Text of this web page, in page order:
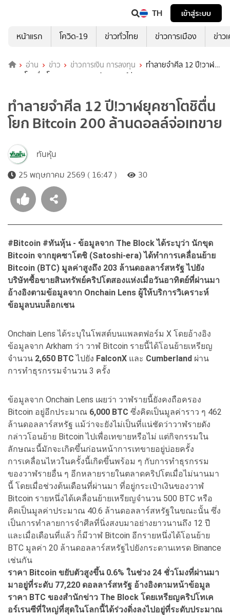
TH
เข้าสู่ระบบ
หน้าแรก
โควิด-19 ข่าวทั่วไทย ข่าวการเมือง ข่าว
อ่าน ข่าว ข่าวการเงิน การลงทุน
ทำลายจำศีล 12 ปี!วาฬ
ยุคซาโตชิตื่น โยก Bitcoin 200 ล้านดอลล์จ่อเทขาย
ทำลายจำศีล 12 ปี!วาฬยุคซาโตชิตื่น
โยก Bitcoin 200 ล้านดอลล์จ่อเทขาย
ทันหุ้น
25 พฤษภาคม 2569 ( 16:47 )
30
#Bitcoin #ทันหุ้น - ข้อมูลจาก The Blockได้ระบุว่า นักขุด
Bitcoin จากยุคซาโตชิ (Satoshi-era)ได้ทำการเคลื่อนย้าย
Bitcoin (BTC) มูลค่าสูงถึง 203 ล้านดอลลาร์สหรัฐ ไปยัง
บริษัทซื้อขายสินทรัพย์คริปโตสองแห่งเมื่อวันอาทิตย์ที่ผ่านมา
อ้างอิงตามข้อมูลจาก Onchain Lens ผู้ให้บริการวิเคราะห์
ข้อมูลบนบล็อกเชน
Onchain Lens ได้ระบุในโพสต์บนแพลตฟอร์ม X โดยอ้างอิง
ข้อมูลจาก Arkham ว่า วาฬ Bitcoin รายนี้ได้โอนย้ายเหรียญ
จำนวน 2,650 BTC ไปยัง FalconX และ Cumberland ผ่าน
การทำธุรกรรมจำนวน 3 ครั้ง
ข้อมูลจาก Onchain Lens เผยว่า วาฬรายนี้ยังคงถือครอง
Bitcoin อยู่อีกประมาณ 6,000 BTC ซึ่งคิดเป็นมูลค่าราว ๆ 462
ล้านดอลลาร์สหรัฐ แม้ว่าจะยังไม่เป็นที่แน่ชัดว่าวาฬรายดัง
กล่าวโอนย้าย Bitcoin ไปเพื่อเทขายหรือไม่ แต่กิจกรรมใน
ลักษณะนี้มักจะเกิดขึ้นก่อนหน้าการเทขายอยู่บ่อยครั้ง
การเคลื่อนไหวในครั้งนี้เกิดขึ้นพร้อม ๆ กับการทำธุรกรรม
ของวาฬรายอื่น ๆ อีกหลายรายในตลาดคริปโตเมื่อไม่นานมา
นี้ โดยเมื่อช่วงต้นเดือนที่ผ่านมา ที่อยู่กระเป๋าเงินของวาฬ
Bitcoin รายหนึ่งได้เคลื่อนย้ายเหรียญจำนวน 500 BTC หรือ
คิดเป็นมูลค่าประมาณ 40.6 ล้านดอลลาร์สหรัฐในขณะนั้น ซึ่ง
เป็นการทำลายการจำศีลที่นิ่งสงบมาอย่างยาวนานถึง 12 ปี
และเมื่อเดือนที่แล้ว ก็มีวาฬ Bitcoin อีกรายหนึ่งได้โอนย้าย
BTC มูลค่า 20 ล้านดอลลาร์สหรัฐไปยังกระดานเทรด Binance
เช่นกัน
ราคา Bitcoin ขยับตัวสูงขึ้น 0.6% ในช่วง 24 ชั่วโมงที่ผ่านมา
มาอยู่ที่ระดับ 77,220 ดอลลาร์สหรัฐ อ้างอิงตามหน้าข้อมูล
ราคา BTC ของสำนักข่าว The Block โดยเหรียญคริปโทเค
อร์เรนซีที่ใหญ่ที่สุดในโลกนี้ได้ร่วงดิ่งลงไปอยู่ที่ระดับประมาณ